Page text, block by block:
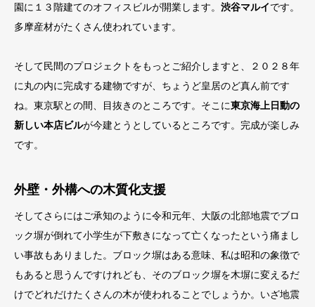
園に１３階建てのオフィスビルが開業します。 渋谷マルイです。
多摩産材がたくさん使われています。
そして民間のプロジェクトをもっとご紹介しますと、２０２８年
に丸の内に完成する建物ですが、ちょうど皇居のど真ん前です
ね。東京駅との間、目抜きのところです。そこに東京海上日動の
新しい本店ビルが今建とうとしているところです。完成が楽しみ
です。
外壁・外構への木質化支援
そしてさらにはご承知のように令和元年、大阪の北部地震でブロ
ック塀が倒れて小学生が下敷きになって亡くなったという痛まし
い事故もありました。ブロック塀はある意味、私は昭和の象徴で
もあると思うんですけれども、そのブロック塀を木塀に変えるだ
けでどれだけたくさんの木が使われることでしょうか。いざ地震